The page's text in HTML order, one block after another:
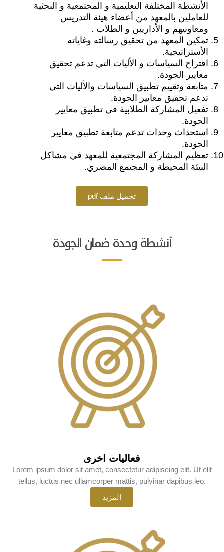
الأنشطة المختلفة التعليمية و المجتمعية و البحثية
للعاملين بالمعهد من أعضاء هيئة التدريس
ومعاونيهم و الأداريين و الطلاب .
تمكين المعهد من تحقيق رسالته وغاياته
الأستراتيجية.
اقتراح السياسات و الأليات التي تدعم تحقيق
معايير الجودة.
متابعة وتقييم تطبيق السياسات والأليات التي
تدعم تحقيق معايير الجودة.
تفعيل المشاركة الطلابية في تطبيق معايير
الجودة.
استحداث وحدات تدعم متابعة تطبيق معايير
الجودة.
تعظيم المشاركة المجتمعية للمعهد في مشاكل
البيئة المحيطة و المجتمع المصري.
pdf تحميل ملف
أنشطة وحدة ضمان الجودة
فعاليات اخرى
Lorem ipsum dolor sit amet, consectetur adipiscing elit. Ut elit
tellus, luctus nec ullamcorper mattis, pulvinar dapibus leo.
المزيد